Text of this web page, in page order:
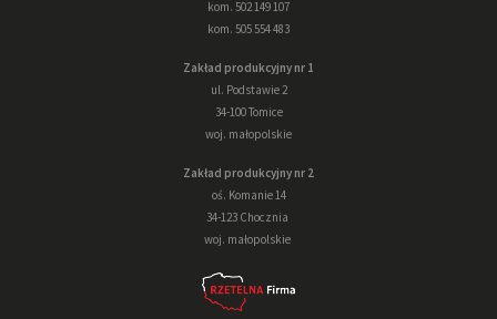
kom. 502 149 107
kom. 505 554 483
Zakład produkcyjny nr 1
ul. Podstawie 2
34-100 Tomice
woj. małopolskie
Zakład produkcyjny nr 2
oś. Komanie 14
34-123 Chocznia
woj. małopolskie